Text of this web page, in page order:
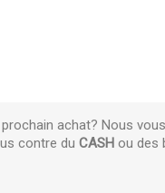
achat? Nous
contre du CASH ou des